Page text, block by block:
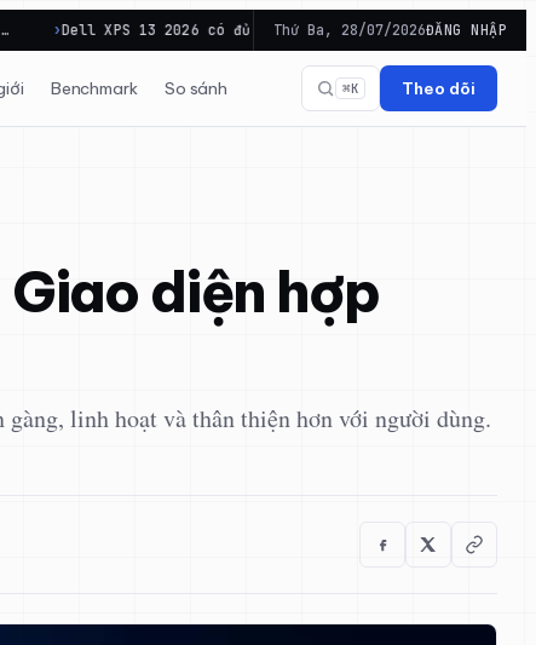
13 2026 có đủ cân bằng cho công việc di… PowerToys
Thứ Ba, 28/07/2026ĐĂNG NHẬP
Benchmark So sánh ⌘K Theo dõi
diện hợp
linh hoạt và thân thiện hơn với người dùng.